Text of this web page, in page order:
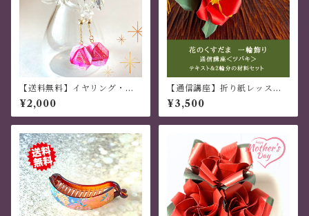
【送料無料】イヤリング・ピ
アス 「色紋」 ３枚組 ピンク
¥2,000
【通信講座】折り紙レッスン
花のくすだま ツバキの一輪
飾り
¥3,500